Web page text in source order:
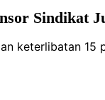
Sindikat
keterlibatan 15